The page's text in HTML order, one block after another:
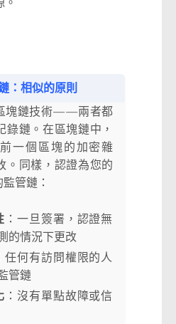
：相似的原則
塊鏈技術——兩者都
錄鏈。在區塊鏈中，
一個區塊的加密雜
。同樣，認證為您的
管鏈：
：一旦簽署，認證無
的情況下更改
任何有訪問權限的人
管鏈
：沒有單點故障或信